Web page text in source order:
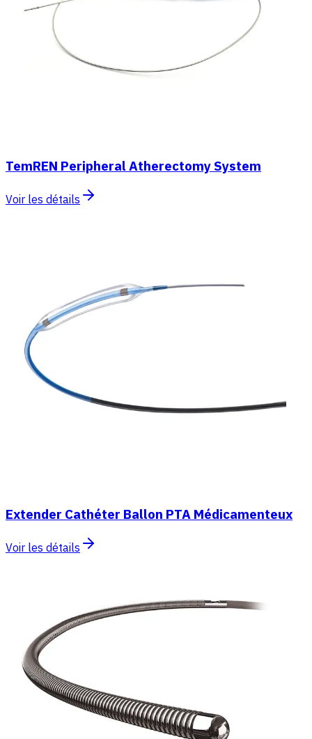
TemREN Peripheral Atherectomy System
Voir les détails
Extender Cathéter Ballon PTA Médicamenteux
Voir les détails